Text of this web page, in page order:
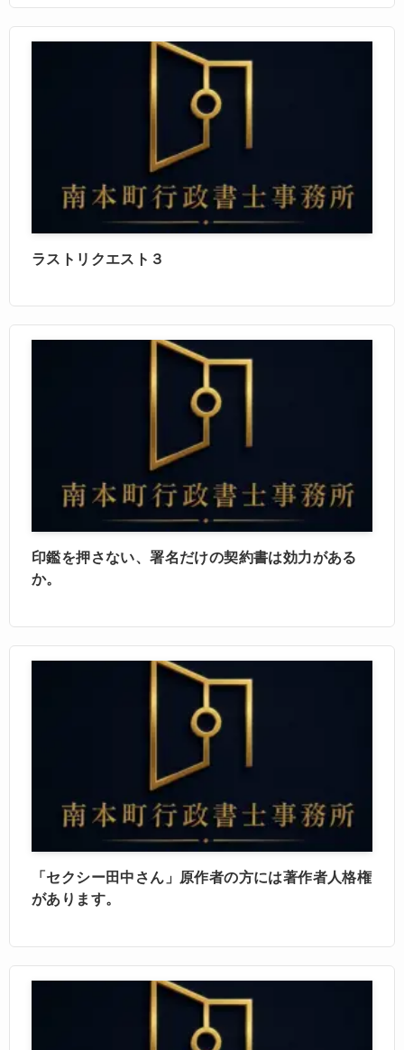
ラストリクエスト３
印鑑を押さない、署名だけの契約書は効力がある
か。
「セクシー田中さん」原作者の方には著作者人格権
があります。